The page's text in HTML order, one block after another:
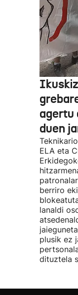
agertu
duen
ELA eta
berriro
lanaldi
plusik ez
dituztela